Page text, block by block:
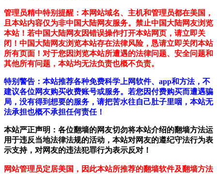
管理员精中特别提醒：本网站域名、主机和管理员都在美国，
且本站内容仅为非中国大陆网友服务。禁止中国大陆网友浏览
本站！若中国大陆网友因错误操作打开本站网页，请立即关
闭！中国大陆网友浏览本站存在法律风险，恳请立即关闭本站
所有页面！对于您因浏览本站所遭遇的法律问题、安全问题和
其他所有问题，本站均无法负责也概不负责。
特别警告：本站推荐各种免费科学上网软件、app和方法，不
建议各位网友购买收费账号或服务。若您因付费购买而遭遇骗
局，没有得到想要的服务，请把苦水往自己肚子里咽，本站无
法承担也概不承担任何责任！
本站严正声明：各位翻墙的网友切勿将本站介绍的翻墙方法运
用于违反当地法律法规的活动，本站对网友的遵纪守法行为表
示支持，对网友的违法犯罪行为表示反对！
网站管理员定居美国，因此本站所推荐的翻墙软件及翻墙方法